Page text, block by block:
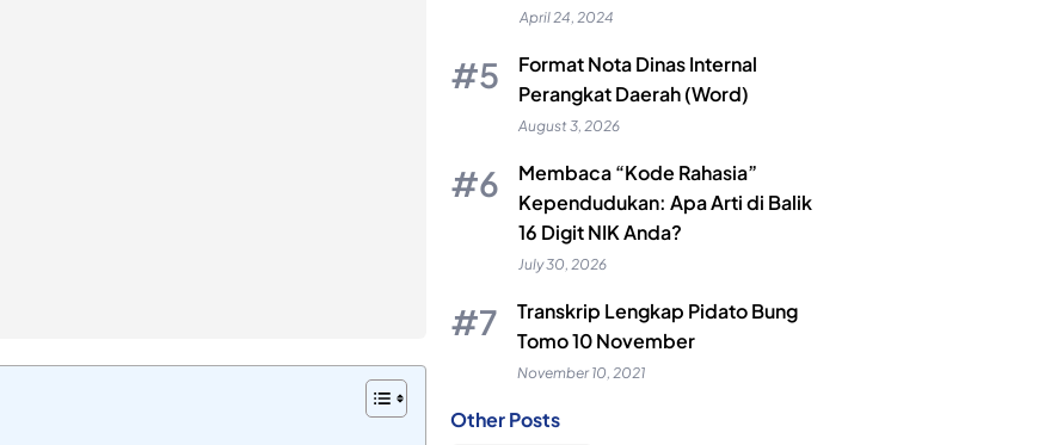
April 24, 2024
Format Nota Dinas Internal
Perangkat Daerah (Word)
August 3, 2026
Membaca “Kode Rahasia”
Kependudukan: Apa Arti di Balik
16 Digit NIK Anda?
July 30, 2026
Transkrip Lengkap Pidato Bung
Tomo 10 November
November 10, 2021
Other Posts